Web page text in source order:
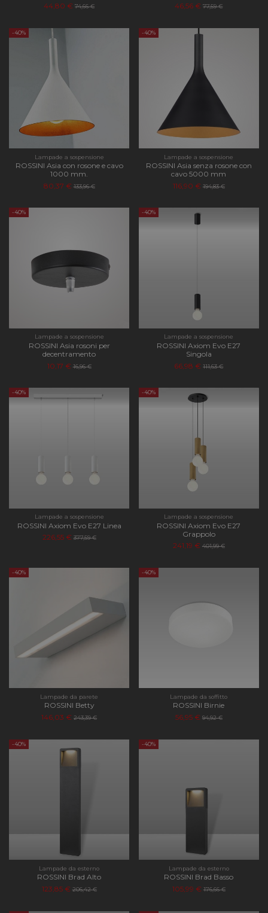
44,80 € 74,66 €
46,56 € 77,59 €
-40%
Lampade a sospensione
ROSSINI Asia con rosone e cavo
1000 mm.
80,37 € 133,96 €
-40%
Lampade a sospensione
ROSSINI Asia senza rosone con
cavo 5000 mm
116,90 € 194,83 €
-40%
Lampade a sospensione
ROSSINI Asia rosoni per
decentramento
10,17 € 16,96 €
-40%
Lampade a sospensione
ROSSINI Axiom Evo E27
Singola
66,98 € 111,63 €
-40%
Lampade a sospensione
ROSSINI Axiom Evo E27 Linea
226,55 € 377,59 €
-40%
Lampade a sospensione
ROSSINI Axiom Evo E27
Grappolo
241,19 € 401,99 €
-40%
Lampade da parete
ROSSINI Betty
146,03 € 243,39 €
-40%
Lampade da soffitto
ROSSINI Birnie
56,95 € 94,92 €
-40%
Lampade da esterno
ROSSINI Brad Alto
123,85 € 206,42 €
-40%
Lampade da esterno
ROSSINI Brad Basso
105,99 € 176,66 €